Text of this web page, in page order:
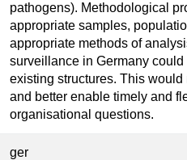
pathogens). Methodological
appropriate samples,
appropriate methods of
surveillance in Germany
existing structures. This
and better enable timely and
organisational questions.
ger